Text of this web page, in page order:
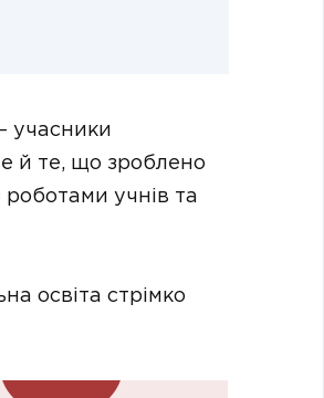
учасники
й те, що зроблено
роботами учнів та
освіта стрімко